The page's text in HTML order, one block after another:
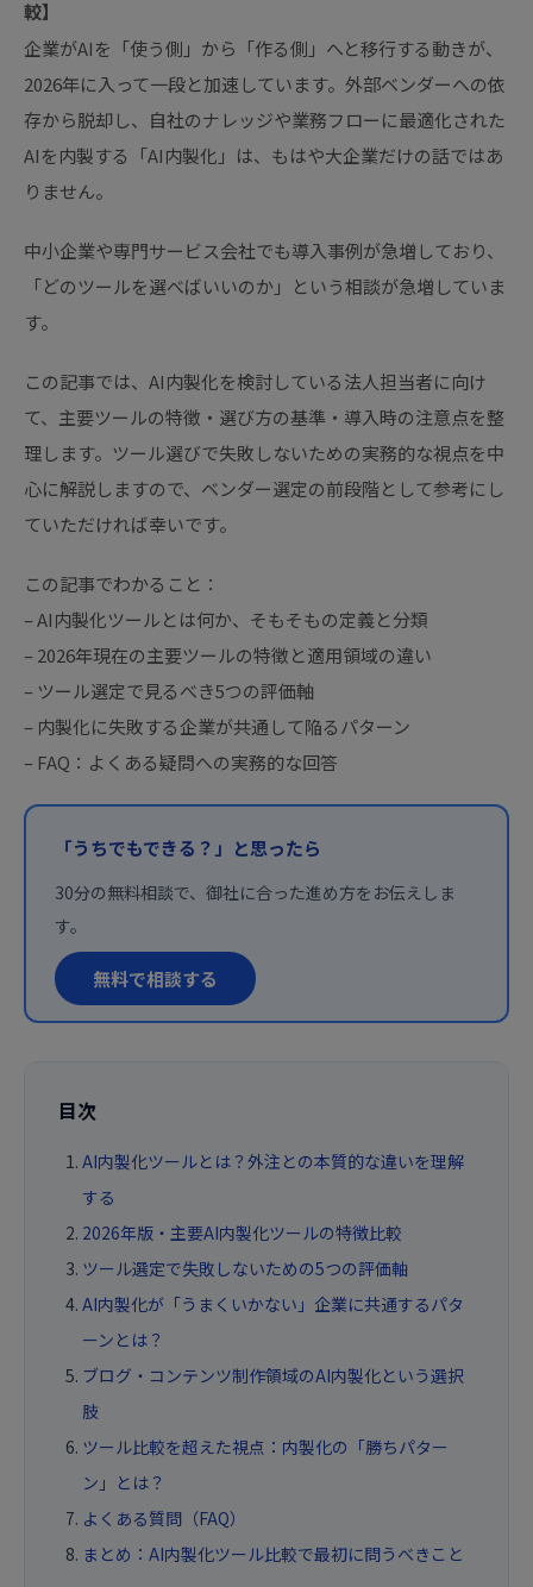
較】
企業がAIを「使う側」から「作る側」へと移行する動きが、
2026年に入って一段と加速しています。外部ベンダーへの依
存から脱却し、自社のナレッジや業務フローに最適化された
AIを内製する「AI内製化」は、もはや大企業だけの話ではあ
りません。
中小企業や専門サービス会社でも導入事例が急増しており、
「どのツールを選べばいいのか」という相談が急増していま
す。
この記事では、AI内製化を検討している法人担当者に向け
て、主要ツールの特徴・選び方の基準・導入時の注意点を整
理します。ツール選びで失敗しないための実務的な視点を中
心に解説しますので、ベンダー選定の前段階として参考にし
ていただければ幸いです。
この記事でわかること：
– AI内製化ツールとは何か、そもそもの定義と分類
– 2026年現在の主要ツールの特徴と適用領域の違い
– ツール選定で見るべき5つの評価軸
– 内製化に失敗する企業が共通して陥るパターン
– FAQ：よくある疑問への実務的な回答
「うちでもできる？」と思ったら
30分の無料相談で、御社に合った進め方をお伝えしま
す。
無料で相談する
目次
AI内製化ツールとは？外注との本質的な違いを理解
する
2026年版・主要AI内製化ツールの特徴比較
ツール選定で失敗しないための5つの評価軸
AI内製化が「うまくいかない」企業に共通するパタ
ーンとは？
ブログ・コンテンツ制作領域のAI内製化という選択
肢
ツール比較を超えた視点：内製化の「勝ちパター
ン」とは？
よくある質問（FAQ）
まとめ：AI内製化ツール比較で最初に問うべきこと